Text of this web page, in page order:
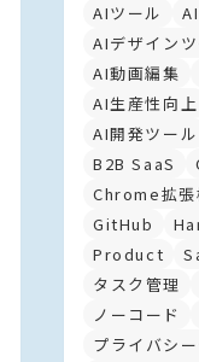
AIツール
AIデザイン
AI動画編集
AI生産性向上
AI開発ツール
B2B SaaS
Chrome拡張
GitHub
Product
タスク管理
ノーコード
プライバシ